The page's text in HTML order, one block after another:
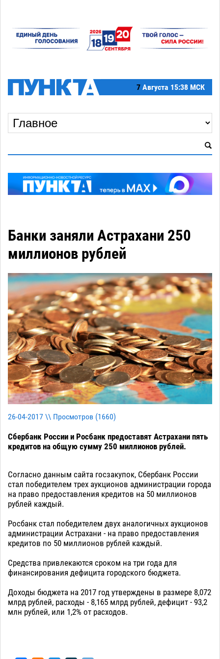
7 Августа 15:38 МСК
Банки заняли Астрахани 250
миллионов рублей
26-04-2017 \\ Просмотров (1660)
Сбербанк России и Росбанк предоставят Астрахани пять
кредитов на общую сумму 250 миллионов рублей.
Согласно данным сайта госзакупок, Сбербанк России
стал победителем трех аукционов администрации города
на право предоставления кредитов на 50 миллионов
рублей каждый.
Росбанк стал победителем двух аналогичных аукционов
администрации Астрахани - на право предоставления
кредитов по 50 миллионов рублей каждый.
Средства привлекаются сроком на три года для
финансирования дефицита городского бюджета.
Доходы бюджета на 2017 год утверждены в размере 8,072
млрд рублей, расходы - 8,165 млрд рублей, дефицит - 93,2
млн рублей, или 1,2% от расходов.